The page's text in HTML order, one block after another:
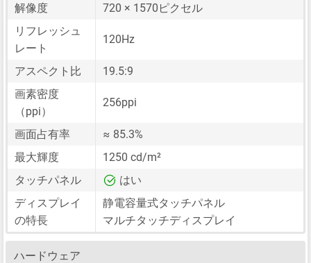
解像度
720 × 1570ピクセル
リフレッシュ
レート
120Hz
アスペクト比
19.5:9
画素密度
（ppi）
256ppi
画面占有率
≈ 85.3%
最大輝度
1250 cd/m²
タッチパネル
はい
ディスプレイ
の特長
静電容量式タッチパネル
マルチタッチディスプレイ
ハードウェア